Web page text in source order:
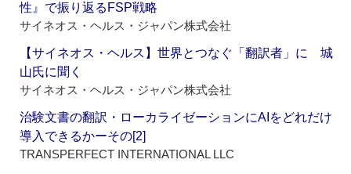
性』で振り返るFSP戦略
サイネオス・ヘルス・ジャパン株式会社
【サイネオス・ヘルス】世界とつなぐ「翻訳者」に 城
山氏に聞く
サイネオス・ヘルス・ジャパン株式会社
治験文書の翻訳・ローカライゼーションにAIをどれだけ
導入できるかーその[2]
TRANSPERFECT INTERNATIONAL LLC